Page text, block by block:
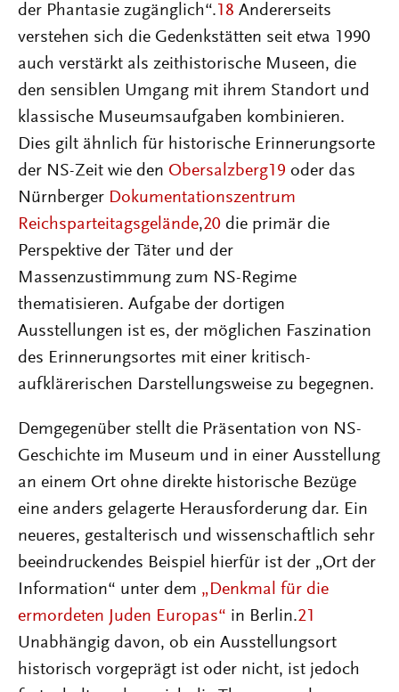
der Phantasie zugänglich“.18 Andererseits
verstehen sich die Gedenkstätten seit etwa 1990
auch verstärkt als zeithistorische Museen, die
den sensiblen Umgang mit ihrem Standort und
klassische Museumsaufgaben kombinieren.
Dies gilt ähnlich für historische Erinnerungsorte
der NS-Zeit wie den Obersalzberg19 oder das
Nürnberger Dokumentationszentrum
Reichsparteitagsgelände,20 die primär die
Perspektive der Täter und der
Massenzustimmung zum NS-Regime
thematisieren. Aufgabe der dortigen
Ausstellungen ist es, der möglichen Faszination
des Erinnerungsortes mit einer kritisch-
aufklärerischen Darstellungsweise zu begegnen.
Demgegenüber stellt die Präsentation von NS-
Geschichte im Museum und in einer Ausstellung
an einem Ort ohne direkte historische Bezüge
eine anders gelagerte Herausforderung dar. Ein
neueres, gestalterisch und wissenschaftlich sehr
beeindruckendes Beispiel hierfür ist der „Ort der
Information“ unter dem „Denkmal für die
ermordeten Juden Europas“ in Berlin.21
Unabhängig davon, ob ein Ausstellungsort
historisch vorgeprägt ist oder nicht, ist jedoch